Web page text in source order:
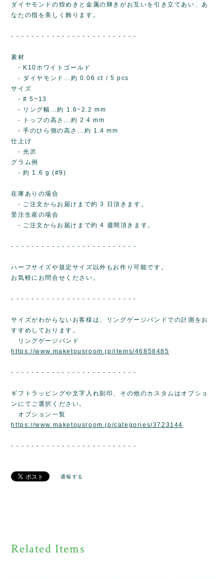
ダイヤモンドの煌めきと金属の輝きがお互いを引き立てあい、あ
なたの指を美しく飾ります。
- - - - - - - - - - - - - - - - - - - - - - - - -
素材
- K10ホワイトゴールド
- ダイヤモンド...約 0.06 ct / 5 pcs
サイズ
- # 5~13
- リング幅...約 1.6~2.2 mm
- トップの高さ...約 2.4 mm
- 手のひら側の高さ...約 1.4 mm
仕上げ
- 光沢
グラム例
- 約 1.6 g (#9)
在庫ありの場合
- ご注文からお届けまで約 3 日頂きます。
受注生産の場合
- ご注文からお届けまで約 4 週間頂きます。
- - - - - - - - - - - - - - - - - - - - - - - - -
ハーフサイズや規定サイズ以外もお作り可能です。
お気軽にお問合せください。
- - - - - - - - - - - - - - - - - - - - - - - - -
サイズがわからないお客様は、リングゲージバンドでの計測をお
すすめしております。
リングゲージバンド
https://www.maketousroom.jp/items/46858485
- - - - - - - - - - - - - - - - - - - - - - - - -
ギフトラッピングや文字入れ刻印、その他のカスタムはオプショ
ンにてご選択ください。
オプション一覧
https://www.maketousroom.jp/categories/3723144
- - - - - - - - - - - - - - - - - - - - - - - - -
通報する
Related Items